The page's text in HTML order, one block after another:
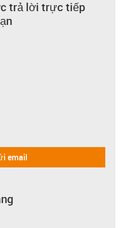
trả lời trực tiếp
email